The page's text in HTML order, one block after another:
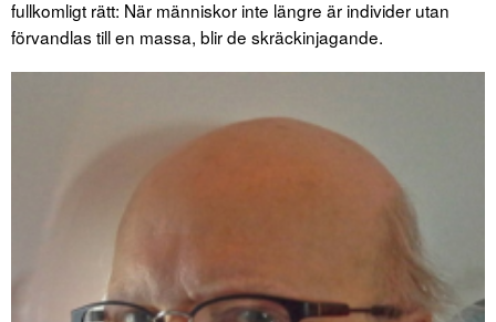
fullkomligt rätt: När människor inte längre är individer utan
förvandlas till en massa, blir de skräckinjagande.